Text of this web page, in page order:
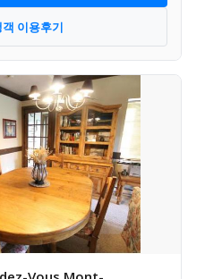
객 이용후기